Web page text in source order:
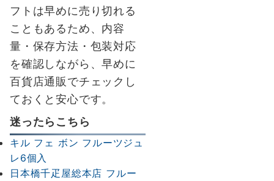
フトは早めに売り切れる
こともあるため、内容
量・保存方法・包装対応
を確認しながら、早めに
百貨店通販でチェックし
ておくと安心です。
迷ったらこちら
キル フェ ボン フルーツジュ
レ6個入
日本橋千疋屋総本店 フルー